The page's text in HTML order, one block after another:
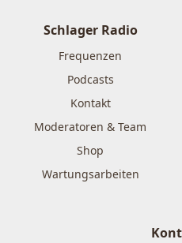
Schlager Radio
Frequenzen
Podcasts
Kontakt
Moderatoren & Team
Shop
Wartungsarbeiten